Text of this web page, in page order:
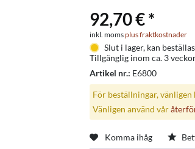
92,70 € *
inkl. momsplus fraktkostnader
Slut i lager, kan beställas
Tillgänglig inom ca. 3
Artikel nr.: E6800
För beställningar,
Vänligen använd vår
Komma ihåg